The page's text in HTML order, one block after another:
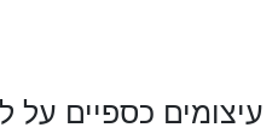
כספיים על